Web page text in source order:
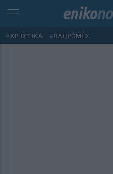
#ΧΡΗΣΤΙΚΑ #ΠΛΗΡΩΜΕΣ